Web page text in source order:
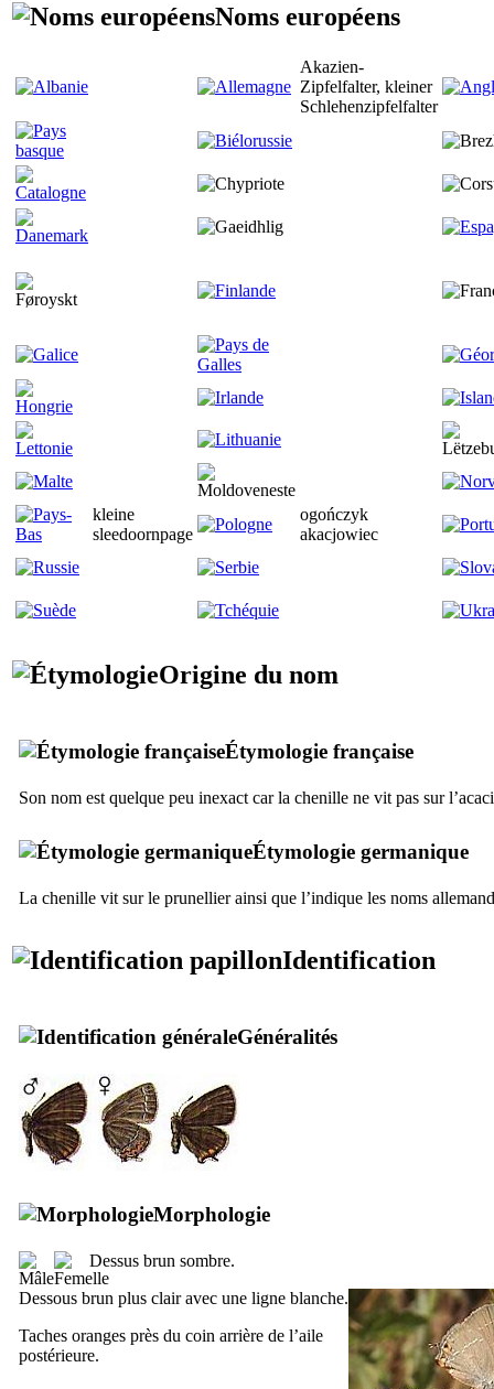
Noms européens
Akazien-
Zipfelfalter, kleiner
Schlehenzipfelfalter
kleine
sleedoornpage
ogończyk
akacjowiec
Origine du nom
Étymologie française
Son nom est quelque peu inexact car la chenille ne vit pas sur
Étymologie germanique
La chenille vit sur le prunellier ainsi que l’indique les noms
Identification
Généralités
Morphologie
Dessus brun sombre.
Dessous brun plus clair avec une ligne blanche.
Taches oranges près du coin arrière de l’aile
postérieure.